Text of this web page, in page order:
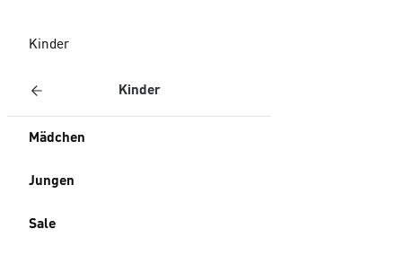
Kinder
Kinder
Mädchen
Jungen
Sale